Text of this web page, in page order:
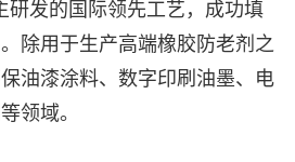
研发的国际领先工艺，成功填
除用于生产高端橡胶防老剂之
油漆涂料、数字印刷油墨、电
领域。